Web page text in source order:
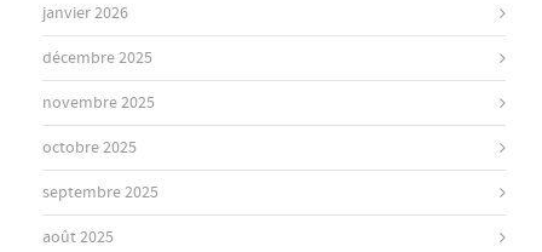
janvier 2026
décembre 2025
novembre 2025
octobre 2025
septembre 2025
août 2025